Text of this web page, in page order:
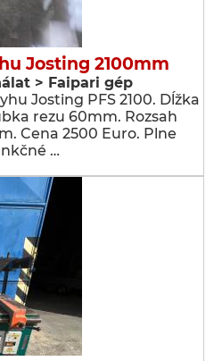
Josting 2100mm
> Faipari gép
Josting PFS 2100. Dĺžka
rezu 60mm. Rozsah
Cena 2500 Euro. Plne
…